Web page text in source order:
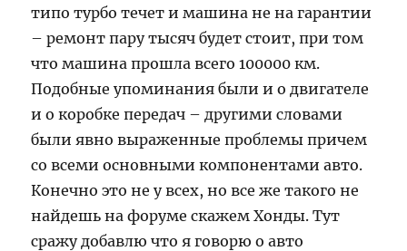
типо турбо течет и машина не на гарантии
– ремонт пару тысяч будет стоит, при том
что машина прошла всего 100000 км.
Подобные упоминания были и о двигателе
и о коробке передач – другими словами
были явно выраженные проблемы причем
со всеми основными компонентами авто.
Конечно это не у всех, но все же такого не
найдешь на форуме скажем Хонды. Тут
сражу добавлю что я говорю о авто